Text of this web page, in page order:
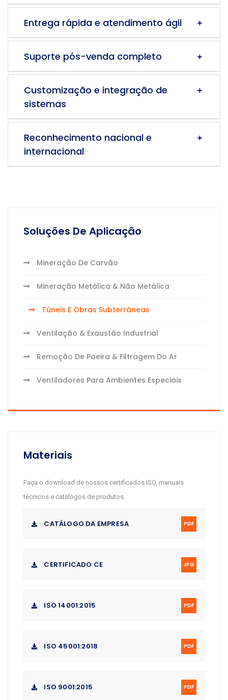
Soluções De Aplicação
Mineração De Carvão
Mineração Metálica & Não Metálica
Túneis E Obras Subterrâneas
Ventilação & Exaustão Industrial
Remoção De Poeira & Filtragem Do Ar
Ventiladores Para Ambientes Especiais
Materiais
Faça o download de nossos certificados ISO, manuais
técnicos e catálogos de produtos.
CATÁLOGO DA EMPRESA PDF
CERTIFICADO CE JPG
ISO 14001:2015 PDF
ISO 45001:2018 PDF
ISO 9001:2015 PDF
Entrega rápida e atendimento ágil
Suporte pós-venda completo
Customização e integração de
sistemas
Reconhecimento nacional e
internacional